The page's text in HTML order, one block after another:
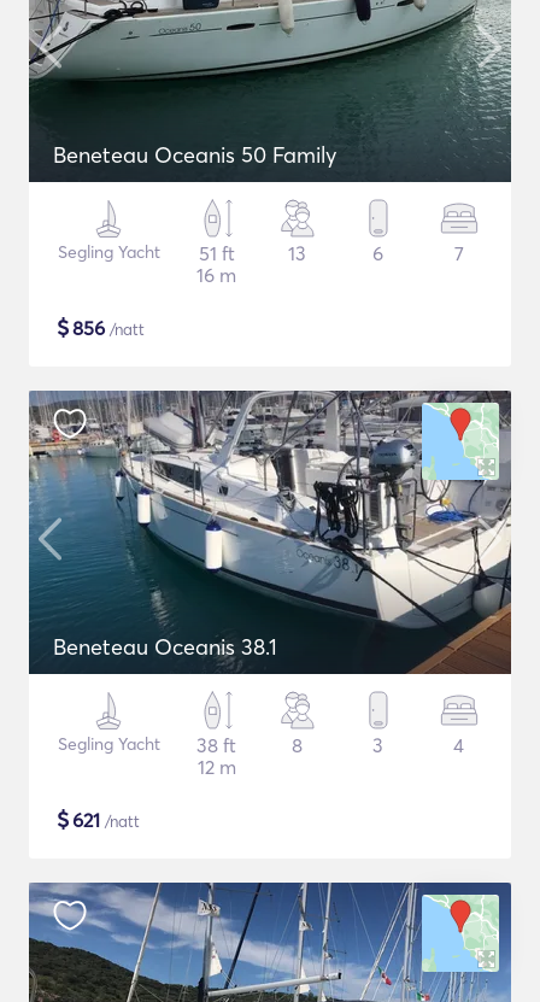
Beneteau Oceanis 50 Family
Segling Yacht
51 ft
16 m
13 6 7
$856 /natt
Beneteau Oceanis 38.1
Segling Yacht
38 ft
12 m
8 3 4
$621 /natt